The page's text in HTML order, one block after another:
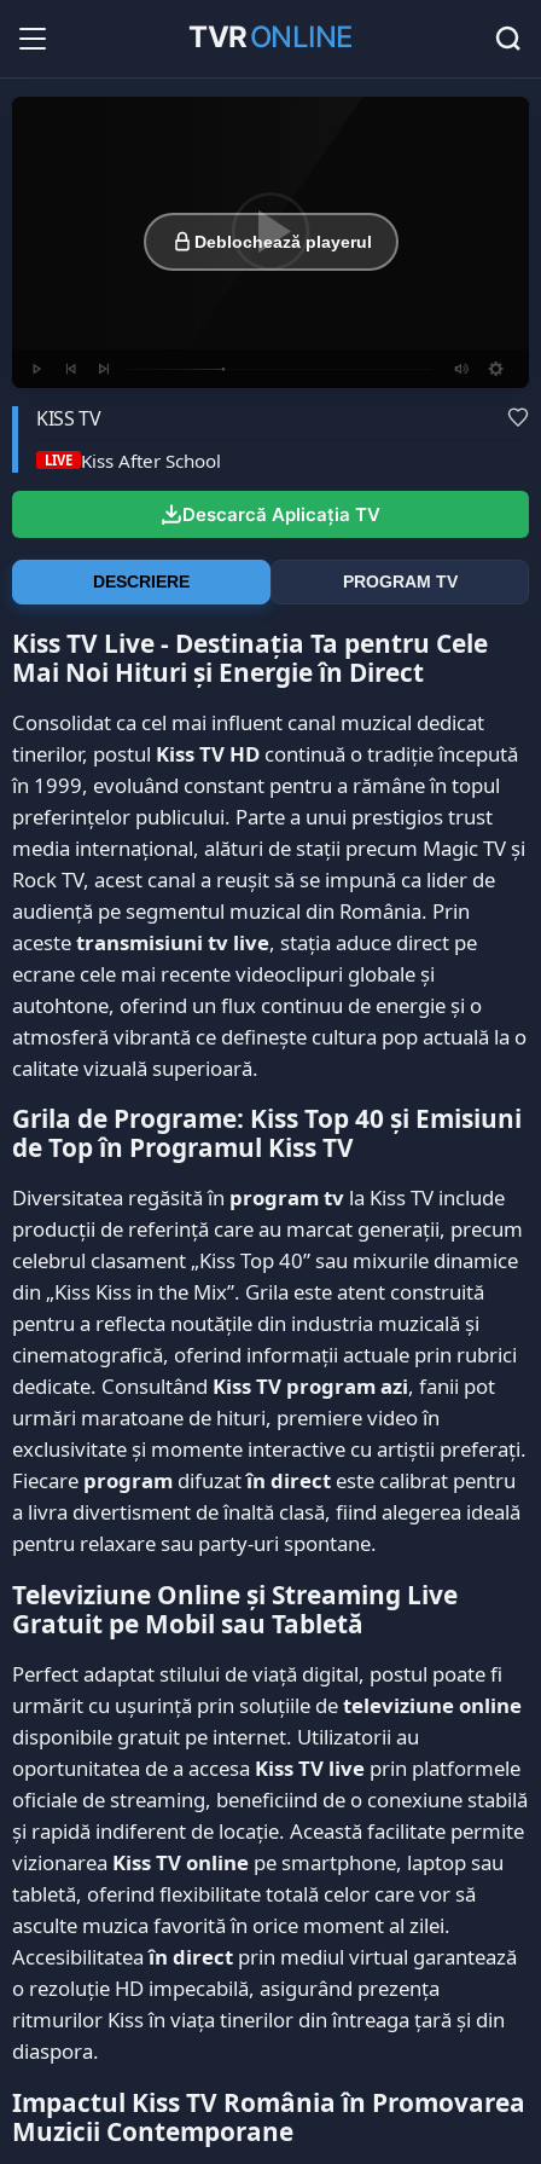
TVRONLINE 36
Deblochează playerul
KISS TV
LIVE Kiss After School
Descarcă Aplicația TV
DESCRIERE PROGRAM TV
Kiss TV Live - Destinația Ta pentru Cele
Mai Noi Hituri și Energie în Direct
Consolidat ca cel mai influent canal muzical dedicat
tinerilor, postul Kiss TV HD continuă o tradiție începută
în 1999, evoluând constant pentru a rămâne în topul
preferințelor publicului. Parte a unui prestigios trust
media internațional, alături de stații precum Magic TV și
Rock TV, acest canal a reușit să se impună ca lider de
audiență pe segmentul muzical din România. Prin
acestetransmisiuni tv live, stația aduce direct pe
ecrane cele mai recente videoclipuri globale și
autohtone, oferind un flux continuu de energie și o
atmosferă vibrantă ce definește cultura pop actuală la o
calitate vizuală superioară.
Grila de Programe: Kiss Top 40 și Emisiuni
de Top în Programul Kiss TV
Diversitatea regăsită în program tv la Kiss TV include
producții de referință care au marcat generații, precum
celebrul clasament „Kiss Top 40” sau mixurile dinamice
din „Kiss Kiss in the Mix”. Grila este atent construită
pentru a reflecta noutățile din industria muzicală și
cinematografică, oferind informații actuale prin rubrici
dedicate. Consultând Kiss TV program azi, fanii pot
urmări maratoane de hituri, premiere video în
exclusivitate și momente interactive cu artiștii preferați.
Fiecare program difuzatîn direct este calibrat pentru
a livra divertisment de înaltă clasă, fiind alegerea ideală
pentru relaxare sau party-uri spontane.
Televiziune Online și Streaming Live
Gratuit pe Mobil sau Tabletă
Perfect adaptat stilului de viață digital, postul poate fi
urmărit cu ușurință prin soluțiile deteleviziune online
disponibile gratuit pe internet. Utilizatorii au
oportunitatea de a accesa Kiss TV live prin platformele
oficiale de streaming, beneficiind de o conexiune stabilă
și rapidă indiferent de locație. Această facilitate permite
vizionarea Kiss TV online pe smartphone, laptop sau
tabletă, oferind flexibilitate totală celor care vor să
asculte muzica favorită în orice moment al zilei.
Accesibilitateaîn direct prin mediul virtual garantează
o rezoluție HD impecabilă, asigurând prezența
ritmurilor Kiss în viața tinerilor din întreaga țară și din
diaspora.
Impactul Kiss TV România în Promovarea
Muzicii Contemporane